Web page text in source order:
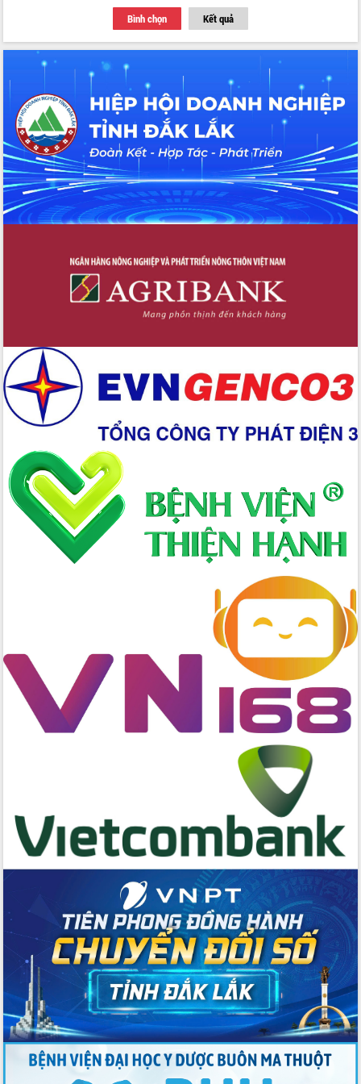
Quyết liệt cải cách hành chính, khơi
thông nguồn lực phát triển
Nâng cao hiệu lực, hiệu quả HĐND
tỉnh thông qua hiện đại hóa hành chính
Xã Ea Phê gắn cải cách hành chính với
chuyển đổi số
Phó Chủ tịch Thường trực UBND tỉnh
Hồ Thị Nguyên Thảo làm việc tại Trung
tâm Phục vụ hành chính công xã Ea
Phê
Xây dựng nền hành chính số đồng
hành cùng nông dân dân, doanh nghiệp
đấu có 77% xã đạt chuẩn nông thôn
Chuyển đổi số 'mở đường' cho nông
nghiệp Đắk Lắk tăng trưởng bứt phá
địa chính, hoàn thiện cơ sở dữ liệu đất
đai
Ứng dụng sinh trắc học - Bước tiến
trong hành trình chuyển đổi số tại Đắk
Lắk
Đắk Lắk nâng cao hiệu quả công tác
Đảng từ Sổ tay đảng viên điện tử
Đắk Lắk đẩy mạnh nuôi biển công
nghệ, hướng tới phát triển thủy sản
bền vững
Tập huấn nâng cao năng lực triển khai
chuyển đổi số cho cán bộ, công chức
hai con số trong năm 2026
Tổ chức trang trọng Lễ hội Đền thờ
Lương Văn Chánh năm 2026
Phó Bí thư Tỉnh ủy Đắk Lắk Đỗ Hữu
Huy giữ chức Bí thư Đảng ủy Ủy Ban
không gian tri thức trong thời đại số
Đánh giá, rút kinh nghiệm công tác tổ
chức diễn tập trước ngày bầu cử
Chương trình “Gặp gỡ hữu nghị –
Friendship Meeting New Year 2026”
Bầu cử Quốc hội và HĐND: Cử tri Đắk
Lắk gửi gắm niềm tin, kỳ vọng vào lá
Đắk Lắk sẵn sàng các điều kiện cho
Ngày hội bầu cử đại biểu Quốc hội
khóa XVI và HĐND các cấp nhiệm kỳ
2026-2031
Đảm bảo cuộc bầu cử đại biểu Quốc
hội và đại biểu HĐND các cấp diễn ra
an toàn, hiệu quả, đúng quy định
Bình chọn Kết quả